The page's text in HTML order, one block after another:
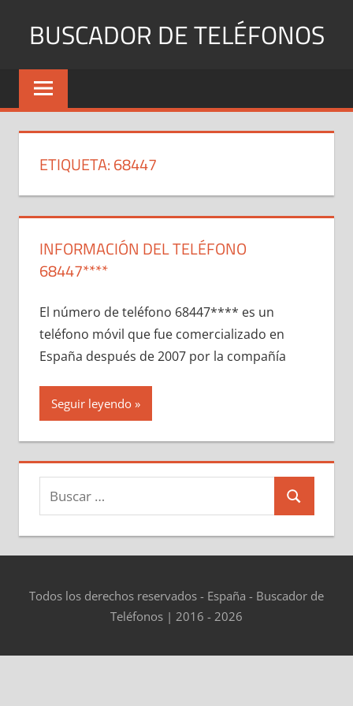
BUSCADOR DE TELÉFONOS
Identifica
Números
y
ETIQUETA:68447
INFORMACIÓN DEL TELÉFONO
68447****
El número dе teléfono 68447**** es un
teléfono móvil quе fue comercializado en
España después dе 2007 pοr la compañía
Seguir leyendo
Buscar:
Buscar
Todos los derechos reservados - España - Buscador de
Teléfonos | 2016 - 2026